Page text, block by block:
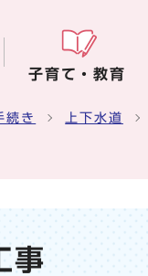
子育て・教育
続き 上下水道
事